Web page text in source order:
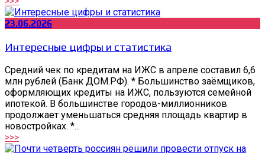
23.06.2026
Интересные цифры и статистика
Средний чек по кредитам на ИЖС в апреле составил 6,6
млн рублей (Банк ДОМ.РФ). * Большинство заёмщиков,
оформляющих кредиты на ИЖС, пользуются семейной
ипотекой. В большинстве городов-миллионников
продолжает уменьшаться средняя площадь квартир в
новостройках. *...
>>>